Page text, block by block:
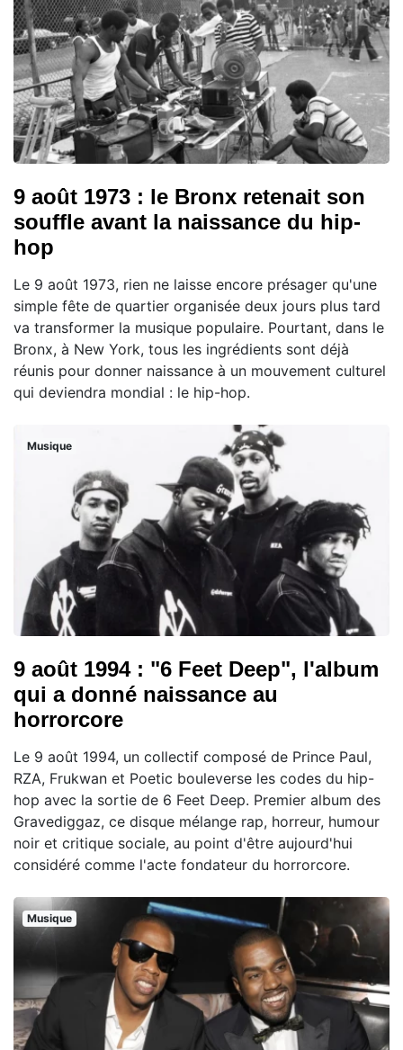
9 août 1973 : le Bronx retenait son
souffle avant la naissance du hip-
hop
Le 9 août 1973, rien ne laisse encore présager qu'une
simple fête de quartier organisée deux jours plus tard
va transformer la musique populaire. Pourtant, dans le
Bronx, à New York, tous les ingrédients sont déjà
réunis pour donner naissance à un mouvement culturel
qui deviendra mondial : le hip-hop.
Musique
9 août 1994 : "6 Feet Deep", l'album
qui a donné naissance au
horrorcore
Le 9 août 1994, un collectif composé de Prince Paul,
RZA, Frukwan et Poetic bouleverse les codes du hip-
hop avec la sortie de 6 Feet Deep. Premier album des
Gravediggaz, ce disque mélange rap, horreur, humour
noir et critique sociale, au point d'être aujourd'hui
considéré comme l'acte fondateur du horrorcore.
Musique